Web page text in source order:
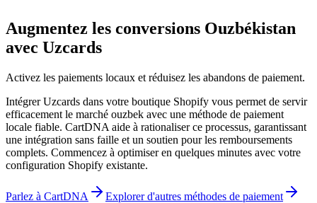
Augmentez les conversions Ouzbékistan
avec Uzcards
Activez les paiements locaux et réduisez les abandons de paiement.
Intégrer Uzcards dans votre boutique Shopify vous permet de servir
efficacement le marché ouzbek avec une méthode de paiement
locale fiable. CartDNA aide à rationaliser ce processus, garantissant
une intégration sans faille et un soutien pour les remboursements
complets. Commencez à optimiser en quelques minutes avec votre
configuration Shopify existante.
Parlez à CartDNA
Explorer d'autres méthodes de paiement